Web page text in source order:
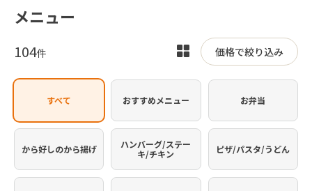
メニュー
104件
表
を
り
替
価格で絞り込み
すべて おすすめメニュー お弁当
から好しのから揚げ
ハンバーグ/ステー
キ/チキン
ピザ/パスタ/うどん